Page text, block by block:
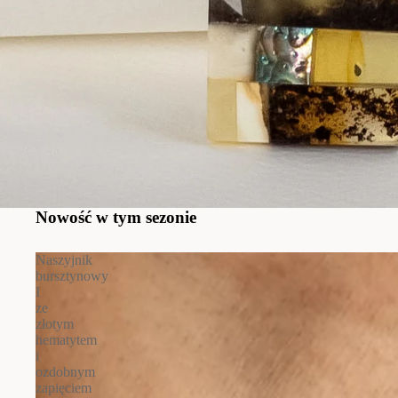
Nowość w tym sezonie
Naszyjnik
bursztynowy
I
ze
złotym
hematytem
i
ozdobnym
zapięciem